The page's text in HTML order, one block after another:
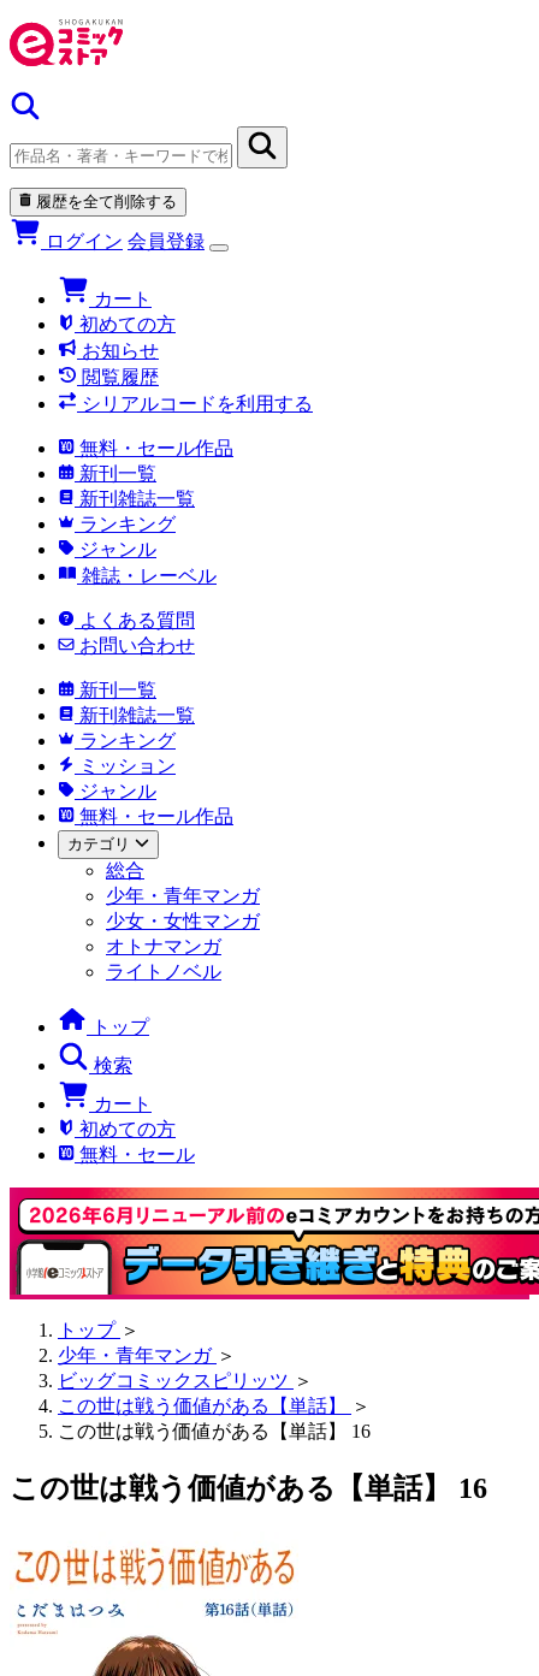
履歴を全て削除する
ログイン 会員登録
カート
初めての方
お知らせ
閲覧履歴
シリアルコードを利用する
無料・セール作品
新刊一覧
新刊雑誌一覧
ランキング
ジャンル
雑誌・レーベル
よくある質問
お問い合わせ
新刊一覧
新刊雑誌一覧
ランキング
ミッション
ジャンル
無料・セール作品
カテゴリ
総合
少年・青年マンガ
少女・女性マンガ
オトナマンガ
ライトノベル
トップ
検索
カート
初めての方
無料・セール
トップ ＞
少年・青年マンガ ＞
ビッグコミックスピリッツ ＞
この世は戦う価値がある【単話】
＞
この世は戦う価値がある【単話】 16
この世は戦う価値がある【単話】 16